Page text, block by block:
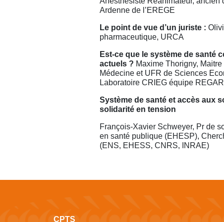
Ardenne de l’EREGE
Le point de vue d’un juriste :
pharmaceutique, URCA
Est-ce que le système de santé
actuels ? Maxime Thorigny,
Médecine et UFR de Sciences
Laboratoire CRIEG équipe
Système de santé et accès aux
solidarité en tension
François-Xavier Schweyer, Pr de
en santé publique (EHESP),
(ENS, EHESS, CNRS, INRAE)
CPTS